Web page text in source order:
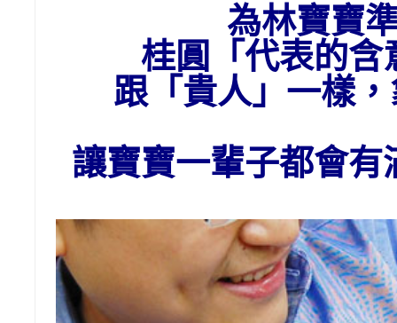
為林寶寶
桂圓「代表的含
跟「貴人」一樣
讓寶寶一輩子都會